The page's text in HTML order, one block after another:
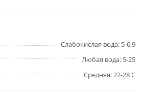
Слабокислая вода: 5-6,9
Любая вода: 5-25
Средняя: 22-28 С